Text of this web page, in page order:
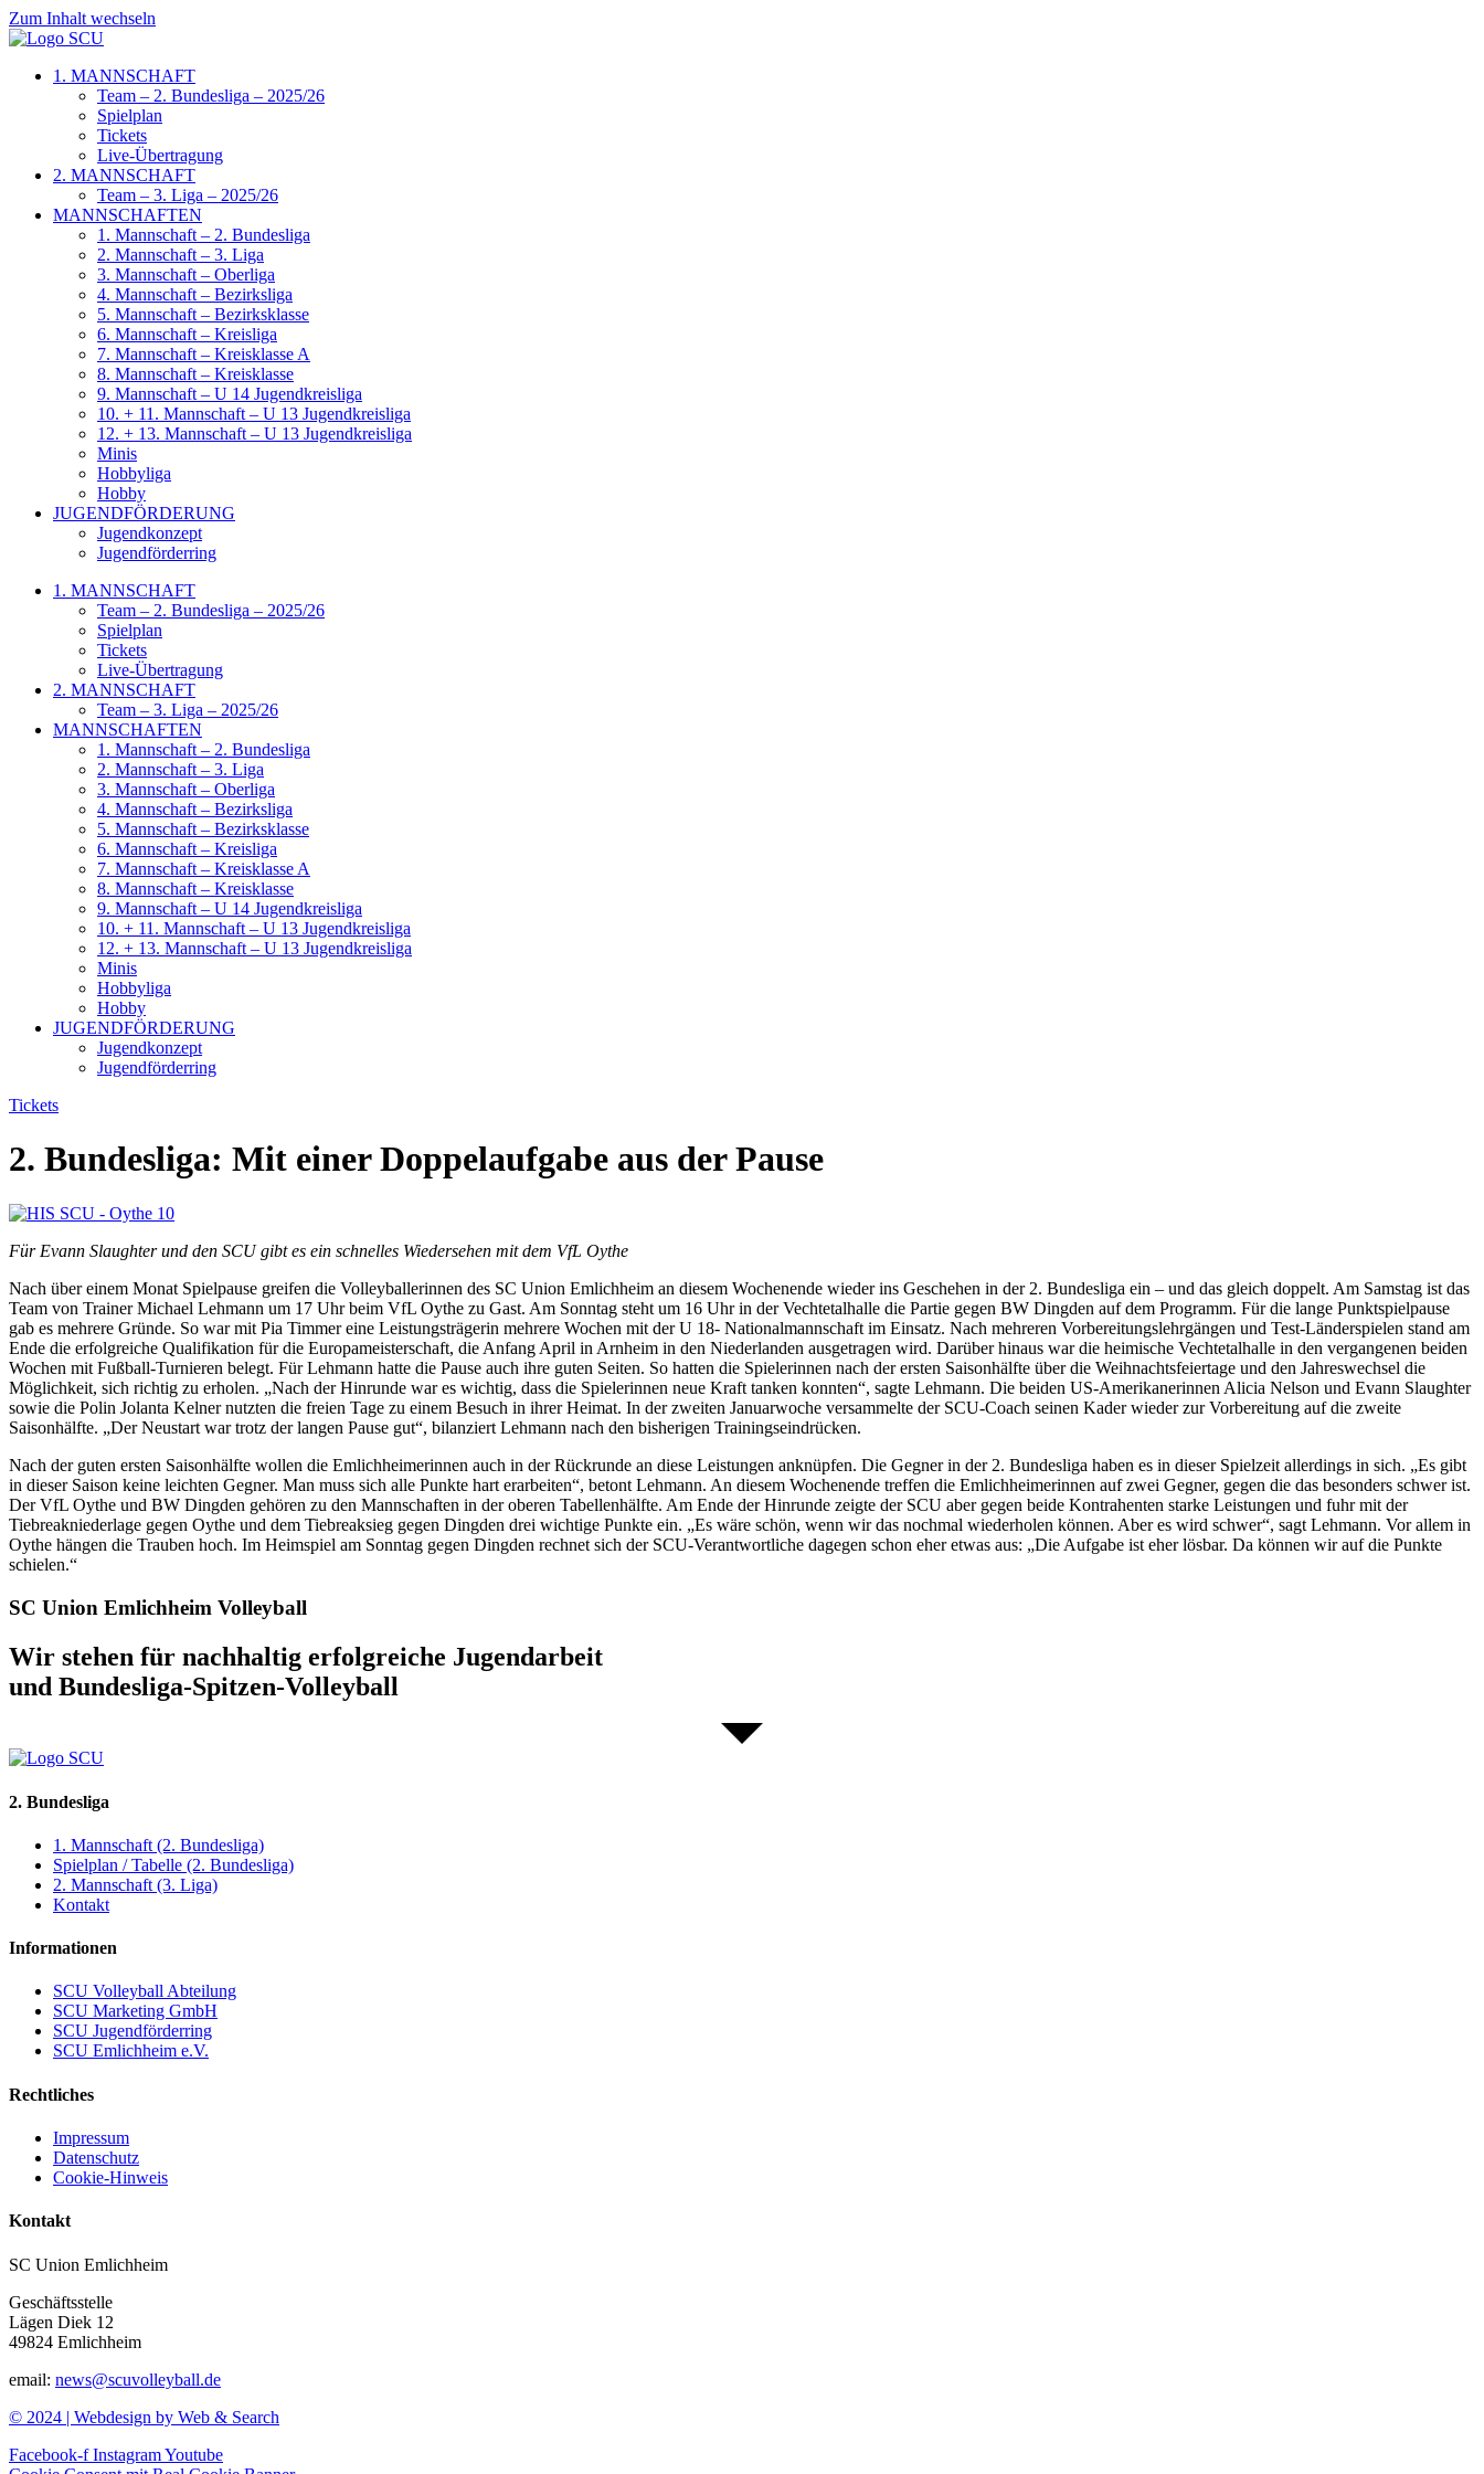
Zum Inhalt wechseln
1. MANNSCHAFT
Team – 2. Bundesliga – 2025/26
Spielplan
Tickets
Live-Übertragung
2. MANNSCHAFT
Team – 3. Liga – 2025/26
MANNSCHAFTEN
1. Mannschaft – 2. Bundesliga
2. Mannschaft – 3. Liga
3. Mannschaft – Oberliga
4. Mannschaft – Bezirksliga
5. Mannschaft – Bezirksklasse
6. Mannschaft – Kreisliga
7. Mannschaft – Kreisklasse A
8. Mannschaft – Kreisklasse
9. Mannschaft – U 14 Jugendkreisliga
10. + 11. Mannschaft – U 13 Jugendkreisliga
12. + 13. Mannschaft – U 13 Jugendkreisliga
Minis
Hobbyliga
Hobby
JUGENDFÖRDERUNG
Jugendkonzept
Jugendförderring
1. MANNSCHAFT
Team – 2. Bundesliga – 2025/26
Spielplan
Tickets
Live-Übertragung
2. MANNSCHAFT
Team – 3. Liga – 2025/26
MANNSCHAFTEN
1. Mannschaft – 2. Bundesliga
2. Mannschaft – 3. Liga
3. Mannschaft – Oberliga
4. Mannschaft – Bezirksliga
5. Mannschaft – Bezirksklasse
6. Mannschaft – Kreisliga
7. Mannschaft – Kreisklasse A
8. Mannschaft – Kreisklasse
9. Mannschaft – U 14 Jugendkreisliga
10. + 11. Mannschaft – U 13 Jugendkreisliga
12. + 13. Mannschaft – U 13 Jugendkreisliga
Minis
Hobbyliga
Hobby
JUGENDFÖRDERUNG
Jugendkonzept
Jugendförderring
Tickets
2. Bundesliga: Mit einer Doppelaufgabe aus der Pause
Für Evann Slaughter und den SCU gibt es ein schnelles Wiedersehen mit dem VfL Oythe
Nach über einem Monat Spielpause greifen die Volleyballerinnen des SC Union Emlichheim an diesem Wochenende wieder ins Geschehen in der 2. Bundesliga ein – und das gleich doppelt. Am Samstag ist das
Team von Trainer Michael Lehmann um 17 Uhr beim VfL Oythe zu Gast. Am Sonntag steht um 16 Uhr in der Vechtetalhalle die Partie gegen BW Dingden auf dem Programm. Für die lange Punktspielpause
gab es mehrere Gründe. So war mit Pia Timmer eine Leistungsträgerin mehrere Wochen mit der U 18- Nationalmannschaft im Einsatz. Nach mehreren Vorbereitungslehrgängen und Test-Länderspielen stand am
Ende die erfolgreiche Qualifikation für die Europameisterschaft, die Anfang April in Arnheim in den Niederlanden ausgetragen wird. Darüber hinaus war die heimische Vechtetalhalle in den vergangenen beiden
Wochen mit Fußball-Turnieren belegt. Für Lehmann hatte die Pause auch ihre guten Seiten. So hatten die Spielerinnen nach der ersten Saisonhälfte über die Weihnachtsfeiertage und den Jahreswechsel die
Möglichkeit, sich richtig zu erholen. „Nach der Hinrunde war es wichtig, dass die Spielerinnen neue Kraft tanken konnten“, sagte Lehmann. Die beiden US-Amerikanerinnen Alicia Nelson und Evann Slaughter
sowie die Polin Jolanta Kelner nutzten die freien Tage zu einem Besuch in ihrer Heimat. In der zweiten Januarwoche versammelte der SCU-Coach seinen Kader wieder zur Vorbereitung auf die zweite
Saisonhälfte. „Der Neustart war trotz der langen Pause gut“, bilanziert Lehmann nach den bisherigen Trainingseindrücken.
Nach der guten ersten Saisonhälfte wollen die Emlichheimerinnen auch in der Rückrunde an diese Leistungen anknüpfen. Die Gegner in der 2. Bundesliga haben es in dieser Spielzeit allerdings in sich. „Es gibt
in dieser Saison keine leichten Gegner. Man muss sich alle Punkte hart erarbeiten“, betont Lehmann. An diesem Wochenende treffen die Emlichheimerinnen auf zwei Gegner, gegen die das besonders schwer ist.
Der VfL Oythe und BW Dingden gehören zu den Mannschaften in der oberen Tabellenhälfte. Am Ende der Hinrunde zeigte der SCU aber gegen beide Kontrahenten starke Leistungen und fuhr mit der
Tiebreakniederlage gegen Oythe und dem Tiebreaksieg gegen Dingden drei wichtige Punkte ein. „Es wäre schön, wenn wir das nochmal wiederholen können. Aber es wird schwer“, sagt Lehmann. Vor allem in
Oythe hängen die Trauben hoch. Im Heimspiel am Sonntag gegen Dingden rechnet sich der SCU-Verantwortliche dagegen schon eher etwas aus: „Die Aufgabe ist eher lösbar. Da können wir auf die Punkte
schielen.“
SC Union Emlichheim Volleyball
Wir stehen für nachhaltig erfolgreiche Jugendarbeit
und Bundesliga-Spitzen-Volleyball
2. Bundesliga
1. Mannschaft (2. Bundesliga)
Spielplan / Tabelle (2. Bundesliga)
2. Mannschaft (3. Liga)
Kontakt
Informationen
SCU Volleyball Abteilung
SCU Marketing GmbH
SCU Jugendförderring
SCU Emlichheim e.V.
Rechtliches
Impressum
Datenschutz
Cookie-Hinweis
Kontakt
SC Union Emlichheim
Geschäftsstelle
Lägen Diek 12
49824 Emlichheim
email: news@scuvolleyball.de
© 2024 | Webdesign by Web & Search
Facebook-f InstagramYoutube